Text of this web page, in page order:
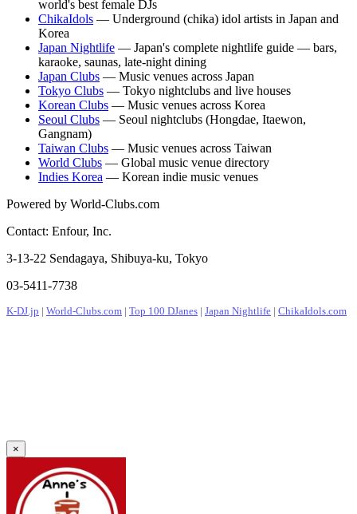
world's best female DJs
ChikaIdols — Underground (chika) idol artists in Japan and
Korea
Japan Nightlife — Japan's complete nightlife guide — bars,
karaoke, saunas, late-night dining
Japan Clubs — Music venues across Japan
Tokyo Clubs — Tokyo nightclubs and live houses
Korean Clubs — Music venues across Korea
Seoul Clubs — Seoul nightclubs (Hongdae, Itaewon,
Gangnam)
Taiwan Clubs — Music venues across Taiwan
World Clubs — Global music venue directory
Indies Korea — Korean indie music venues
Powered by World-Clubs.com
Contact: Enfour, Inc.
3-13-22 Sendagaya, Shibuya-ku, Tokyo
03-5411-7738
K-DJ.jp | World-Clubs.com | Top 100 DJanes | Japan Nightlife | ChikaIdols.com
×